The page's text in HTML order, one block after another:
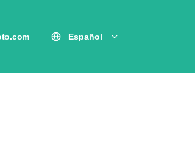
Español